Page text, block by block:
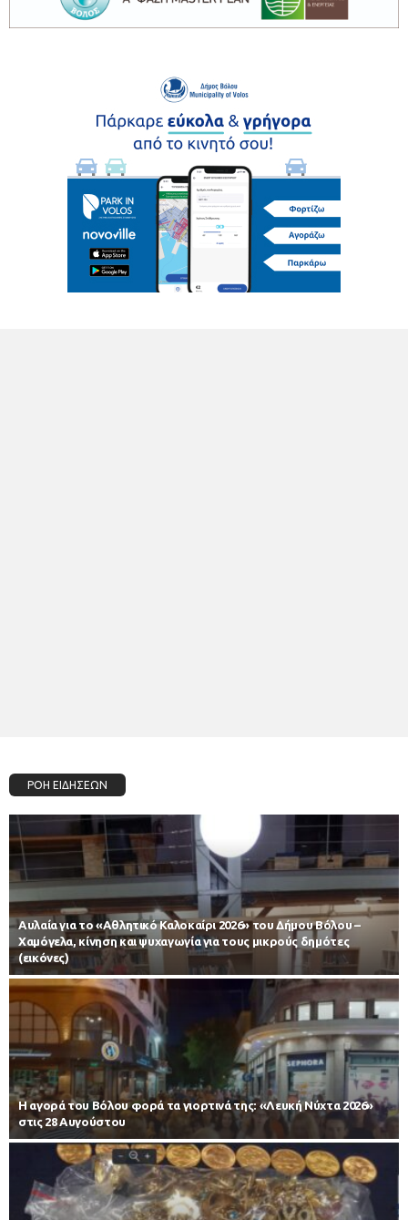
ΡΟΗ ΕΙΔΗΣΕΩΝ
Αυλαία για το «Αθλητικό Καλοκαίρι 2026» του Δήμου Βόλου –
Χαμόγελα, κίνηση και ψυχαγωγία για τους μικρούς δημότες
(εικόνες)
Η αγορά του Βόλου φορά τα γιορτινά της: «Λευκή Νύχτα 2026»
στις 28 Αυγούστου